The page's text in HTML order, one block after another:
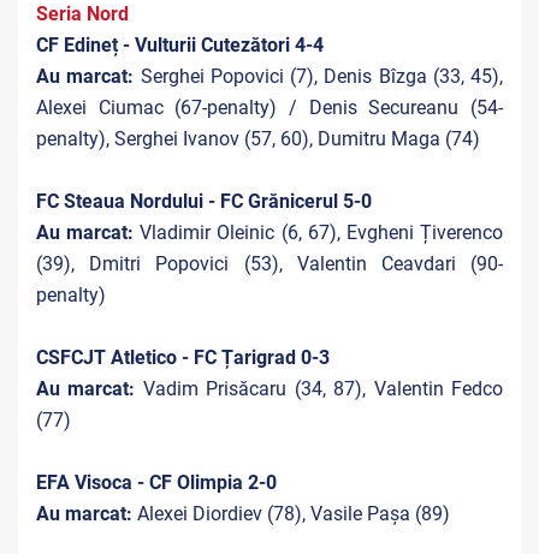
Seria Nord
CF Edineț - Vulturii Cutezători 4-4
Au marcat: Serghei Popovici (7), Denis Bîzga (33, 45),
Alexei Ciumac (67-penalty) / Denis Secureanu (54-
penalty), Serghei Ivanov (57, 60), Dumitru Maga (74)
FC Steaua Nordului - FC Grănicerul 5-0
Au marcat:Vladimir Oleinic (6, 67), Evgheni Țiverenco
(39), Dmitri Popovici (53), Valentin Ceavdari (90-
penalty)
CSFCJT Atletico - FC Țarigrad 0-3
Au marcat: Vadim Prisăcaru (34, 87), Valentin Fedco
(77)
EFA Visoca - CF Olimpia 2-0
Au marcat: Alexei Diordiev (78), Vasile Pașa (89)